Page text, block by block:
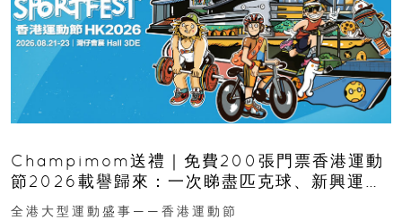
Champimom送禮｜免費200張門票香港運動
節2026載譽歸來：一次睇盡匹克球、新興運
動、街舞比賽＋逾百運動品牌展覽
全港大型運動盛事——香港運動節